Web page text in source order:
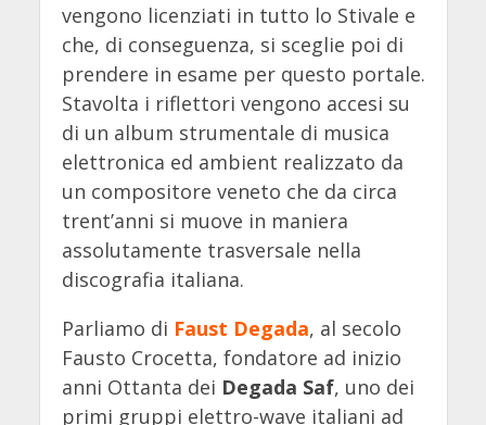
vengono licenziati in tutto lo Stivale e
che, di conseguenza, si sceglie poi di
prendere in esame per questo portale.
Stavolta i riflettori vengono accesi su
di un album strumentale di musica
elettronica ed ambient realizzato da
un compositore veneto che da circa
trent’anni si muove in maniera
assolutamente trasversale nella
discografia italiana.
Parliamo di Faust Degada, al secolo
Fausto Crocetta, fondatore ad inizio
anni Ottanta dei Degada Saf, uno dei
primi gruppi elettro-wave italiani ad